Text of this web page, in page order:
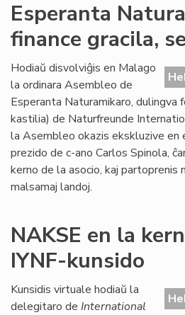
Esperanta
finance gracila,
Hodiaŭ disvolviĝis en Malago
la ordinara Asembleo de
Esperanta Naturamikaro, dulingva
kastilia) de Naturfreunde
la Asembleo okazis ekskluzive en
prezido de c-ano Carlos Spinola,
kerno de la asocio, kaj partoprenis
malsamaj landoj.
NAKSE en la
IYNF-kunsido
Kunsidis virtuale hodiaŭ la
delegitaro de International